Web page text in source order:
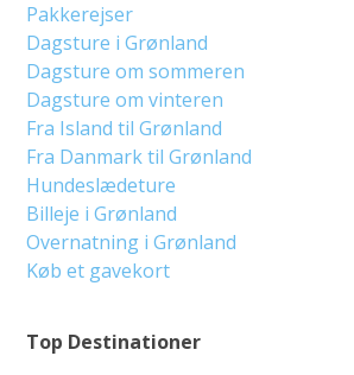
Top Destinationer
Pakkerejser
Dagsture i Grønland
Dagsture om sommeren
Dagsture om vinteren
Fra Island til Grønland
Fra Danmark til Grønland
Hundeslædeture
Billeje i Grønland
Overnatning i Grønland
Køb et gavekort